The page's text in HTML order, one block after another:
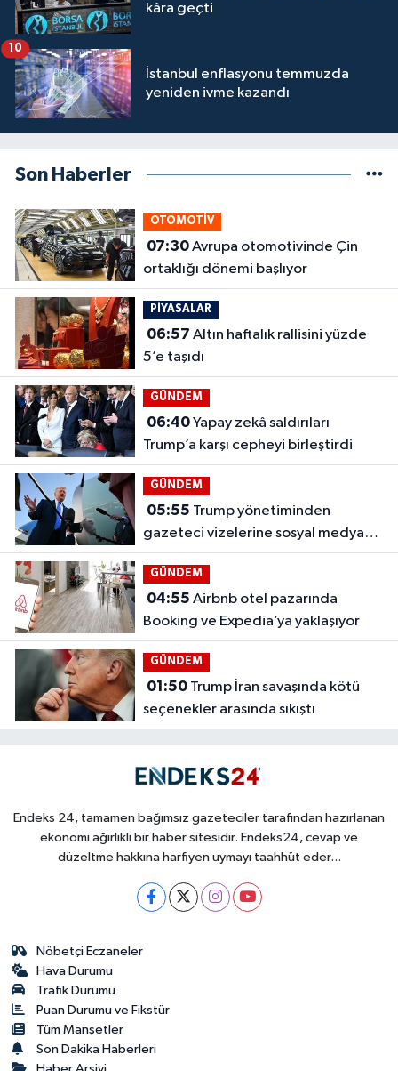
kâra geçti
İstanbul enflasyonu temmuzda
yeniden ivme kazandı
10
Son Haberler
OTOMOTİV
07:30Avrupa otomotivinde Çin
ortaklığı dönemi başlıyor
PİYASALAR
06:57
5’e taşıdı
GÜNDEM
06:40Yapay zekâ saldırıları
Trump’a karşı cepheyi birleştirdi
GÜNDEM
05:55
gazeteci vizelerine sosyal medya
taraması
GÜNDEM
04:55
Booking ve Expedia’ya yaklaşıyor
GÜNDEM
01:50Trump İran savaşında kötü
seçenekler arasında sıkıştı
Endeks 24, tamamen bağımsız gazeteciler tarafından hazırlanan
ekonomi ağırlıklı bir haber sitesidir. Endeks24, cevap ve
düzeltme hakkına harfiyen uymayı taahhüt eder...
Nöbetçi Eczaneler
Hava Durumu
Trafik Durumu
Puan Durumu ve Fikstür
Tüm Manşetler
Son Dakika Haberleri